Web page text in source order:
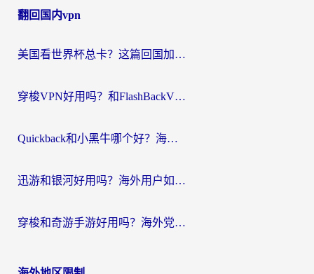
导
翻回国内vpn
美国看世界杯总卡？这篇回国加速器指南帮你无缝刷国内资源（附苹果手机VPN设置步骤）
穿梭VPN好用吗？和FlashBackVPN对比哪个回国效果更好？
Quickback和小黑牛哪个好？海外党亲测指南，选对回国加速器秒回国内
迅游和银河好用吗？海外用户如何选择回国加速器实现无缝访问国内资源
穿梭和奇游手游好用吗？海外党亲测3款回国加速器，附蜜蜂加速器七天试用攻略